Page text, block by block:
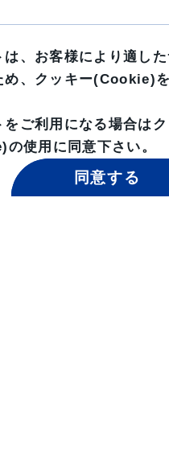
は、お客様により適し
め、クッキー(Cookie)
をご利用になる場合は
使用に同意下さい。
同意する
グループ 公式SNS